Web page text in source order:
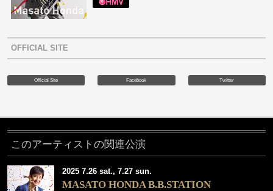
OFFICIAL SITE
Official Site Facebook Twitter
このアーティストの関連公演
2025 7.26 sat., 7.27 sun.
MASATO HONDA B.B.STATION